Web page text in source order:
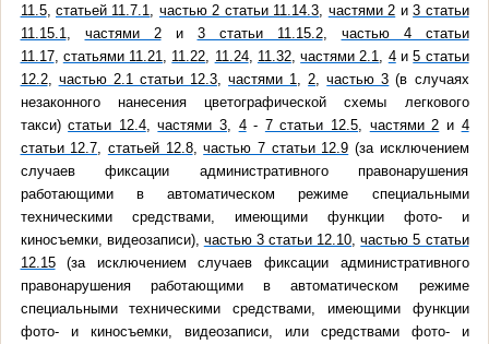
11.5, статьей 11.7.1 частью 2 статьи 11.14.3 частями 2 и3 статьи
11.15.1
частями 2и 3 статьи 11.15.2, частью 4 статьи
11.17, статьями 11.21 11.22 11.24, 11.32,частями 2.1 4и5 статьи
12.2, частью 2.1 статьи 12.3, частями 1 2 ,частью 3 (в случаях
незаконного нанесения цветографической схемы легкового
такси)статьи 12.4,частями 3 4- 7 статьи 12.5 частями 2 и 4
статьи 12.7
статьей 12.8,частью 7 статьи 12.9 (за исключением
случаев фиксации административного правонарушения
работающими в автоматическом режиме специальными
техническими средствами, имеющими функции фото- и
киносъемки, видеозаписи), частью 3 статьи 12.10 ,частью 5 статьи
12.15(за исключением случаев фиксации административного
правонарушения работающими в автоматическом режиме
специальными техническими средствами, имеющими функции
фото- и киносъемки, видеозаписи, или средствами фото- и